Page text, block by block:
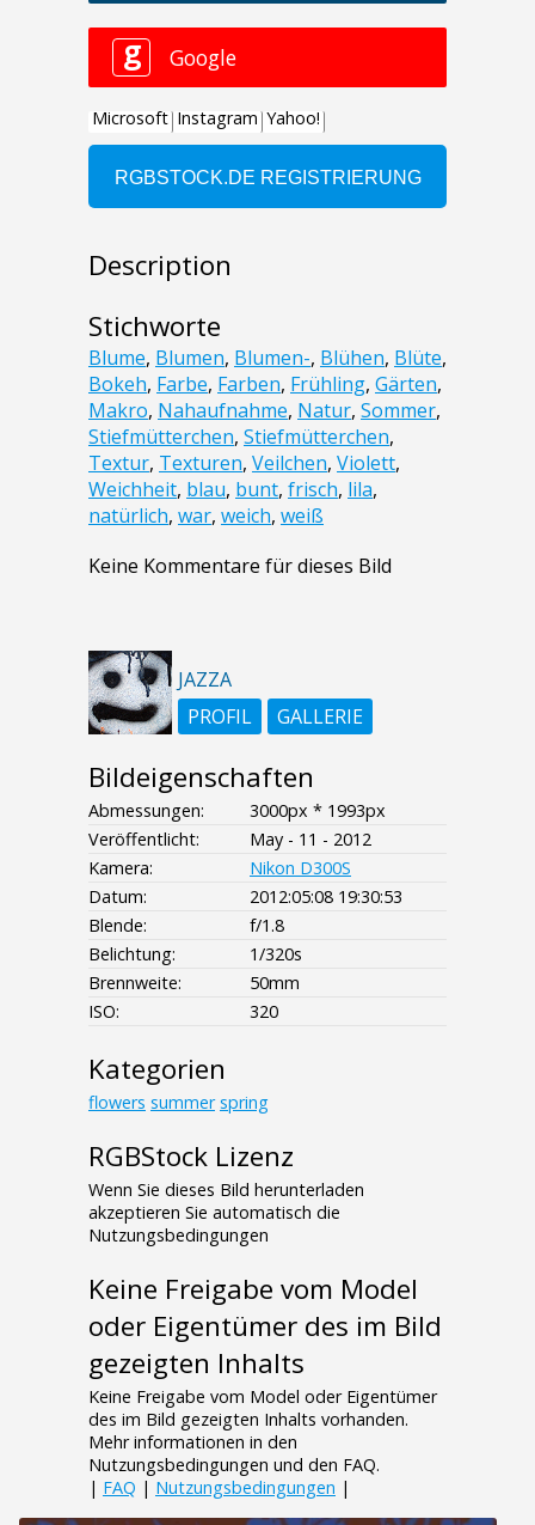
Description
Stichworte
Blume, Blumen, Blumen-, Blühen, Blüte,
Bokeh, Farbe, Farben, Frühling, Gärten,
Makro, Nahaufnahme, Natur, Sommer,
Stiefmütterchen, Stiefmütterchen,
Textur, Texturen, Veilchen, Violett,
Weichheit, blau, bunt, frisch, lila,
natürlich, war, weich, weiß
Keine Kommentare für dieses Bild
JAZZA
PROFIL
GALLERIE
Bildeigenschaften
Abmessungen:
3000px * 1993px
Veröffentlicht:
May - 11 - 2012
Kamera:
Nikon D300S
Datum:
2012:05:08 19:30:53
Blende:
f/1.8
Belichtung:
1/320s
Brennweite:
50mm
ISO:
320
Kategorien
flowers summer spring
RGBStock Lizenz
Wenn Sie dieses Bild herunterladen
akzeptieren Sie automatisch die
Nutzungsbedingungen
Keine Freigabe vom Model
oder Eigentümer des im Bild
gezeigten Inhalts
Keine Freigabe vom Model oder Eigentümer
des im Bild gezeigten Inhalts vorhanden.
Mehr informationen in den
Nutzungsbedingungen und den FAQ.
| FAQ | Nutzungsbedingungen |